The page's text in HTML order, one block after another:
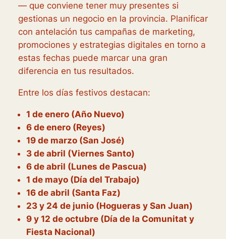
— que conviene tener muy presentes si
gestionas un negocio en la provincia. Planificar
con antelación tus campañas de marketing,
promociones y estrategias digitales en torno a
estas fechas puede marcar una gran
diferencia en tus resultados.
Entre los días festivos destacan:
1 de enero (Año Nuevo)
6 de enero (Reyes)
19 de marzo (San José)
3 de abril (Viernes Santo)
6 de abril (Lunes de Pascua)
1 de mayo (Día del Trabajo)
16 de abril (Santa Faz)
23 y 24 de junio (Hogueras y San Juan)
9 y 12 de octubre (Día de la Comunitat y
Fiesta Nacional)